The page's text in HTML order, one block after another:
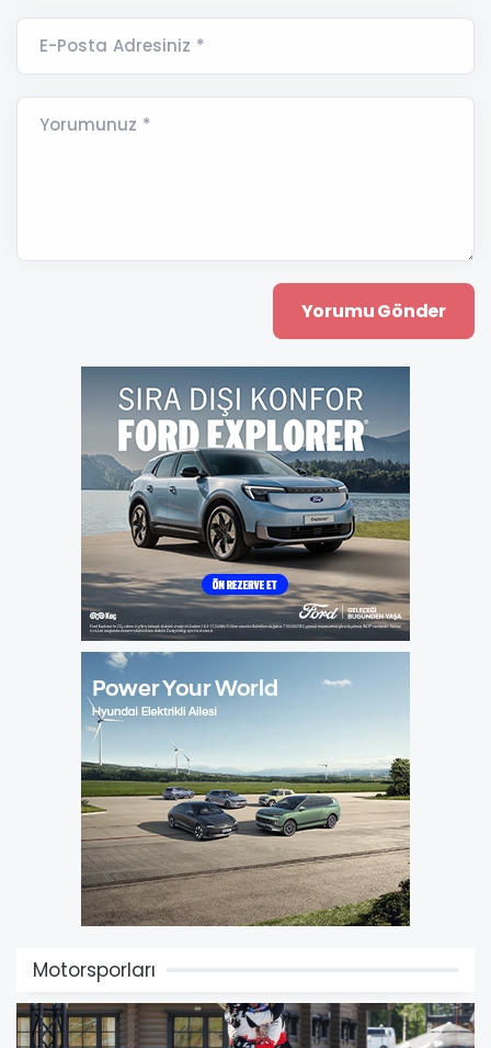
E-Posta Adresiniz *
Yorumunuz *
Motorsporları